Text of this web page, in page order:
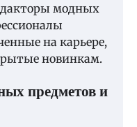
модных
на карьере,
новинкам.
предметов и